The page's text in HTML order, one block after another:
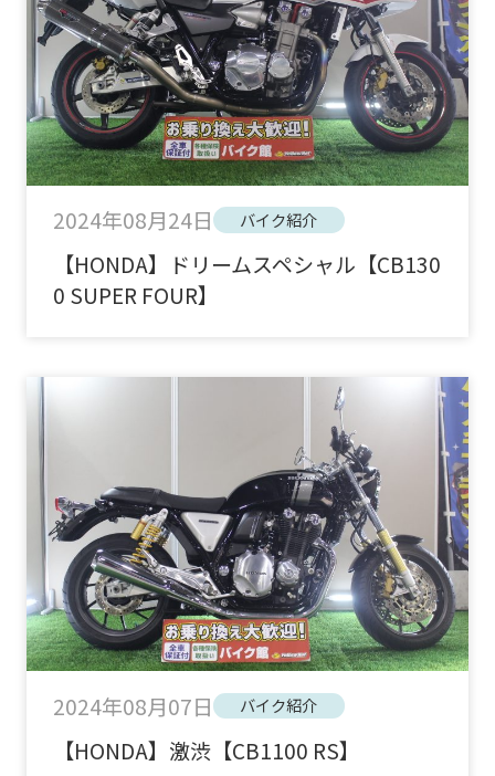
2024年08月24日 バイク紹介
【HONDA】ドリームスペシャル【CB130
0 SUPER FOUR】
2024年08月07日 バイク紹介
【HONDA】激渋【CB1100 RS】